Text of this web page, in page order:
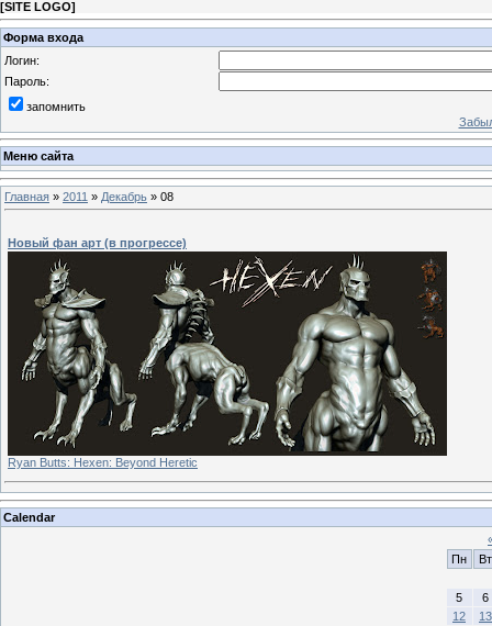
[SITE LOGO]
Форма входа
Логин:
Пароль:
запомнить
Меню сайта
Главная » 2011 » Декабрь » 08
Новый фан арт (в прогрессе)
Ryan Butts: Hexen: Beyond Heretic
Calendar
Пн
Вт
5
6
12
13